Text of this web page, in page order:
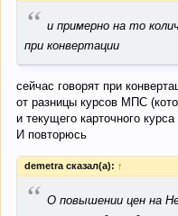
“ и примерно на то
при конвертации
сейчас говорят при
от разницы курсов МПС
и текущего карточного
И повторюсь
demetra сказал(а): ↑
“ О повышении цен на